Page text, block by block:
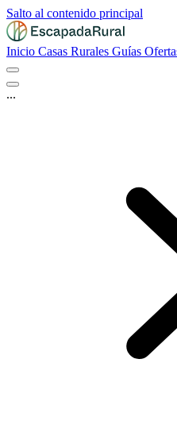
Salto al contenido principal
Inicio Casas Rurales Guías
...